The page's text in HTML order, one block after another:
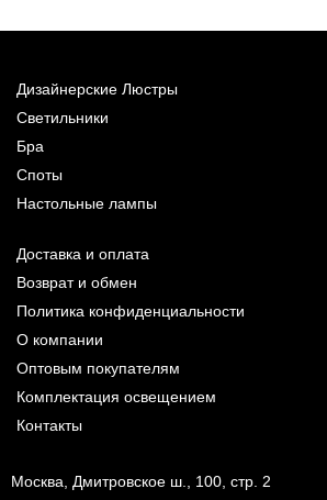
Дизайнерские Люстры
Светильники
Бра
Споты
Настольные лампы
Доставка и оплата
Возврат и обмен
Политика конфиденциальности
О компании
Оптовым покупателям
Комплектация освещением
Контакты
Москва, Дмитровское ш., 100, стр. 2